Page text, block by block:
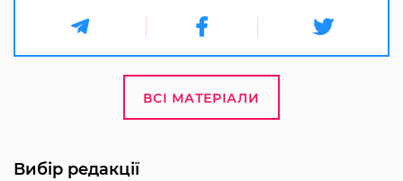
ВСІ МАТЕРІАЛИ
Вибір редакції